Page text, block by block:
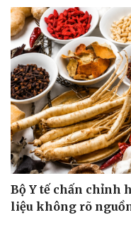
Cải chính
Bộ Y tế chấn chỉnh
liệu không rõ